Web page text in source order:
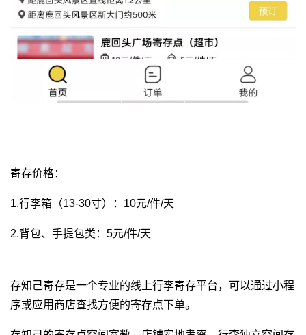
寄存价格：
1.行李箱（13-30寸）：10元/件/天
2.背包、手提包类：5元/件/天
存知己寄存是一个专业的线上行李寄存平台，可以通过小程
序或应用商店查找方便的寄存点下单。